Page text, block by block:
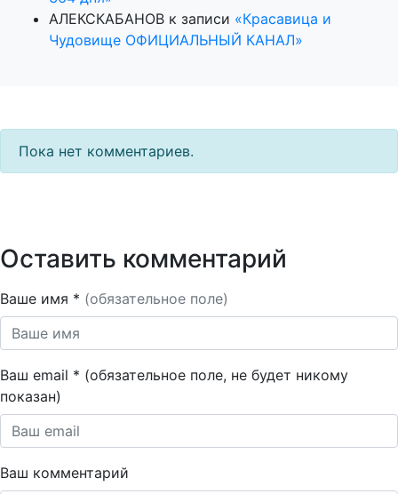
АЛЕКСКАБАНОВ к записи «Красавица и
Чудовище ОФИЦИАЛЬНЫЙ КАНАЛ»
Пока нет комментариев.
Оставить комментарий
Ваше имя * (обязательное поле)
Ваш email * (обязательное поле, не будет никому
показан)
Ваш комментарий